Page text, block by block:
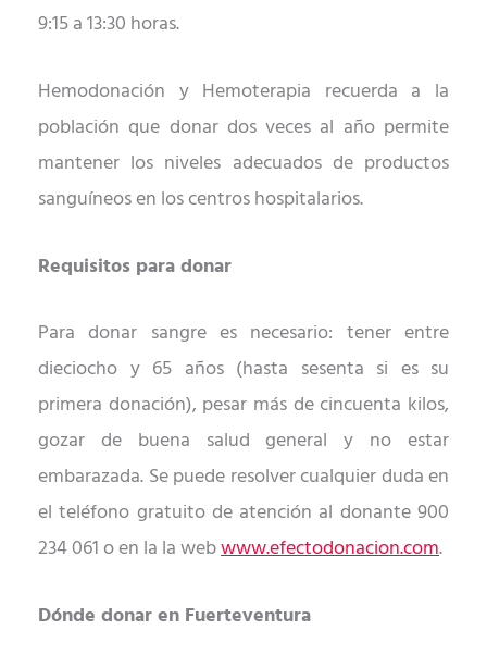
9:15 a 13:30 horas.
Hemodonación y Hemoterapia recuerda a la
población que donar dos veces al año permite
mantener los niveles adecuados de productos
sanguíneos en los centros hospitalarios.
Requisitos para donar
Para donar sangre es necesario: tener entre
dieciocho y 65 años (hasta sesenta si es su
primera donación), pesar más de cincuenta kilos,
gozar de buena salud general y no estar
embarazada. Se puede resolver cualquier duda en
elteléfono gratuito de atención al donante 900
234 061 oen la la webwww.efectodonacion.com.
Dónde donar en Fuerteventura